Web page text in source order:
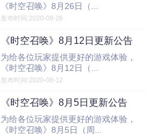
《时空召唤》8月26日（...
发布时间:2020-08-26
《时空召唤》8月12日更新公告
为给各位玩家提供更好的游戏体验，
《时空召唤》8月12日（...
发布时间:2020-08-12
《时空召唤》8月5日更新公告
为给各位玩家提供更好的游戏体验，
《时空召唤》8月5日（周...